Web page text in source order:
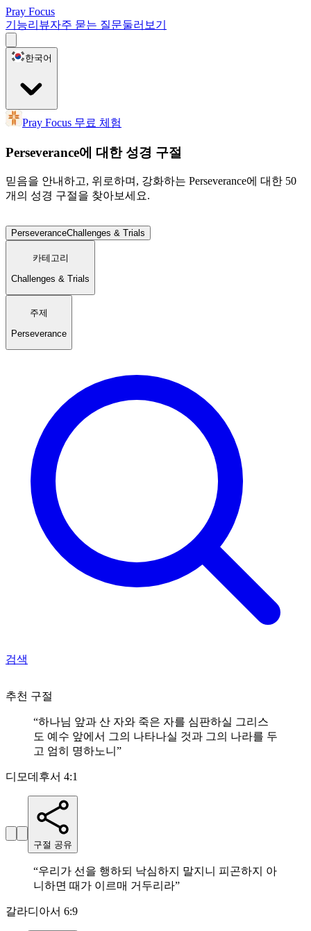
Pray Focus
기능리뷰자주 묻는 질문둘러보기
한국어
Pray Focus 무료 체험
Perseverance에 대한 성경 구절
믿음을 안내하고, 위로하며, 강화하는 Perseverance에 대한 50
개의 성경 구절을 찾아보세요.
PerseveranceChallenges & Trials
카테고리
Challenges & Trials
주제
Perseverance
검색
추천 구절
“하나님 앞과 산 자와 죽은 자를 심판하실 그리스
도 예수 앞에서 그의 나타나실 것과 그의 나라를 두
고 엄히 명하노니 ”
디모데후서 4:1
구절 공유
“우리가 선을 행하되 낙심하지 말지니 피곤하지 아
니하면 때가 이르매 거두리라”
갈라디아서 6:9